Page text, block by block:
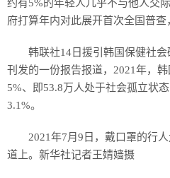
约有5%的年轻人几乎不与他人交
府打算年内对此展开首次全国普查
韩联社14日援引韩国保健社
刊发的一份报告报道，2021年，
5%、即53.8万人处于社会孤立状
3.1%。
2021年7月9日，戴口罩的行
道上。新华社记者王婧嫱摄